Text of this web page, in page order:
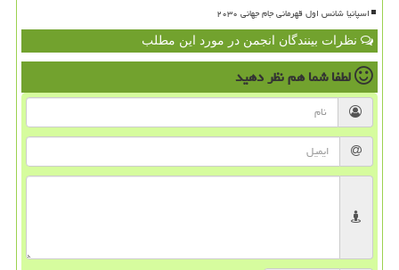
اسپانیا شانس اول قهرمانی جام جهانی ۲۰۳۰
نظرات بینندگان انجمن در مورد این مطلب
لطفا شما همنظر دهید